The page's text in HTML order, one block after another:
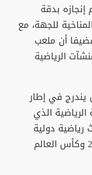
بدقة
للجهة، مع
أن ملعب
الرياضية
يندرج في إطار
الذي
رياضية دولية
كبرى، ولا سيما كأس الأمم الإفريقية 2025 وكأس العالم